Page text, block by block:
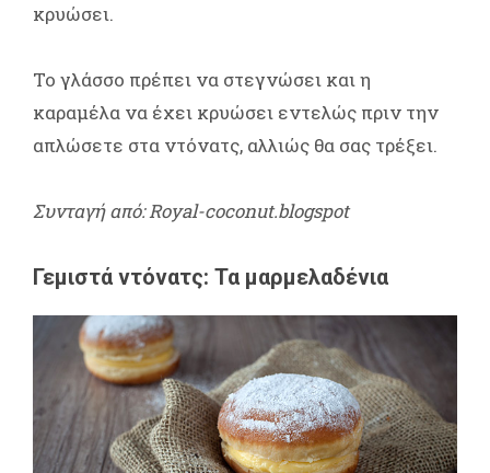
κρυώσει.
Το γλάσσο πρέπει να στεγνώσει και η
καραμέλα να έχει κρυώσει εντελώς πριν την
απλώσετε στα ντόνατς, αλλιώς θα σας τρέξει.
Συνταγή από: Royal-coconut.blogspot
Γεμιστά ντόνατς: Τα μαρμελαδένια